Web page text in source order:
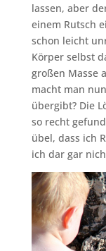
lassen, aber
einem Rutsch
schon leicht
Körper selbst
großen Masse
macht man
übergibt? Die
so recht
übel, dass ich
ich dar gar